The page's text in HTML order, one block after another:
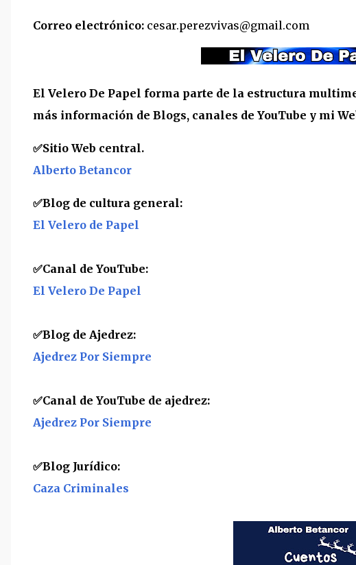
Correo electrónico: cesar.perezvivas@gmail.com
El Velero De Papel forma parte de la estructura
más información de Blogs, canales de YouTube y mi
✅Sitio Web central.
Alberto Betancor
✅Blog de cultura general:
El Velero de Papel
✅Canal de YouTube:
El Velero De Papel
✅Blog de Ajedrez:
Ajedrez Por Siempre
✅Canal de YouTube de ajedrez:
Ajedrez Por Siempre
✅Blog Jurídico:
Caza Criminales